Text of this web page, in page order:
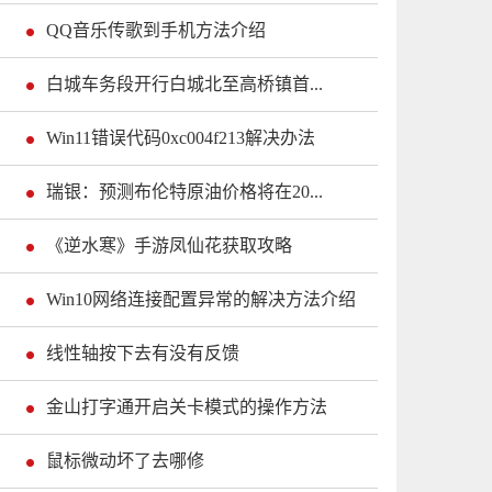
QQ音乐传歌到手机方法介绍
白城车务段开行白城北至高桥镇首...
Win11错误代码0xc004f213解决办法
瑞银：预测布伦特原油价格将在20...
《逆水寒》手游凤仙花获取攻略
Win10网络连接配置异常的解决方法介绍
线性轴按下去有没有反馈
金山打字通开启关卡模式的操作方法
鼠标微动坏了去哪修